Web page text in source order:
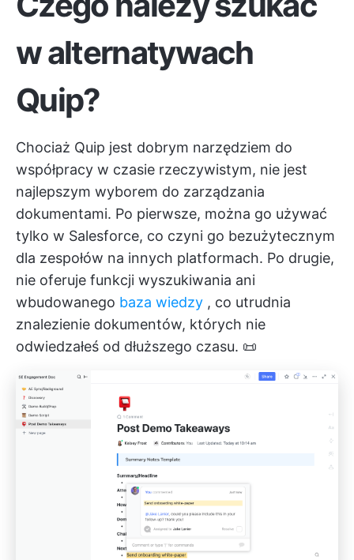
w alternatywach
Quip?
Chociaż Quip jest dobrym narzędziem do
współpracy w czasie rzeczywistym, nie jest
najlepszym wyborem do zarządzania
dokumentami. Po pierwsze, można go używać
tylko w Salesforce, co czyni go bezużytecznym
dla zespołów na innych platformach. Po drugie,
nie oferuje funkcji wyszukiwania ani
wbudowanego baza wiedzy , co utrudnia
znalezienie dokumentów, których nie
odwiedzałeś od dłuższego czasu. 📜